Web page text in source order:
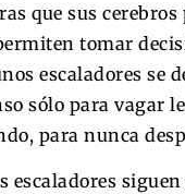
que sus cerebros
tomar
escaladores se
sólo para vagar
para nunca
escaladores